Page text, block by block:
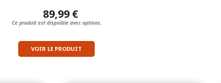
89,99 €
Ce produit est dispnible avec options.
VOIR LE PRODUIT